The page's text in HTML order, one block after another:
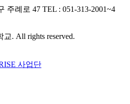
주례로 47 TEL : 051-313-2001~4
. All rights reserved.
사업단